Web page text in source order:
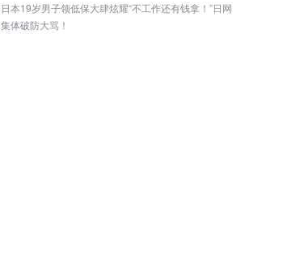
日本19岁男子领低保大肆炫耀“不工作还有钱拿！”日网
集体破防大骂！